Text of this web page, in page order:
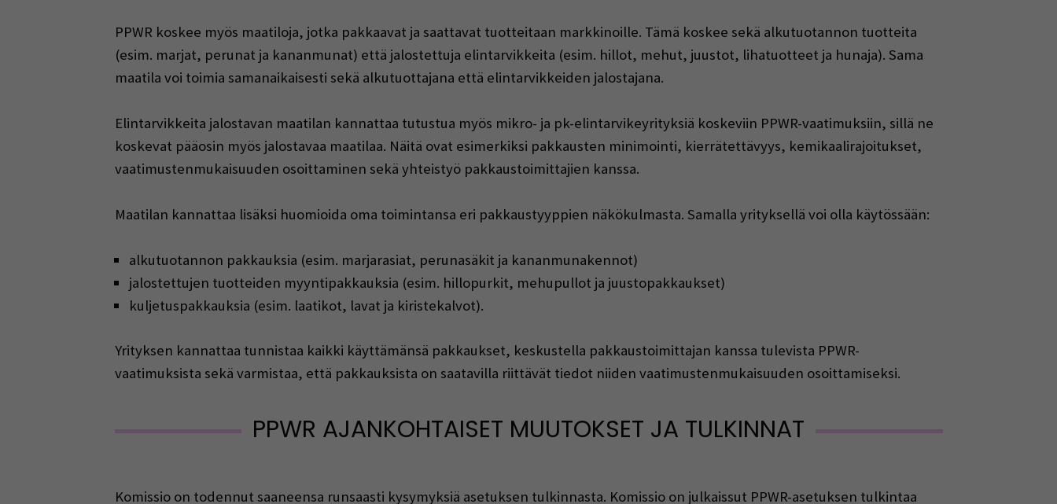
PPWR koskee myös maatiloja, jotka pakkaavat ja saattavat tuotteitaan markkinoille. Tämä koskee sekä alkutuotannon tuotteita
(esim. marjat, perunat ja kananmunat) että jalostettuja elintarvikkeita (esim. hillot, mehut, juustot, lihatuotteet ja hunaja). Sama
maatila voi toimia samanaikaisesti sekä alkutuottajana että elintarvikkeiden jalostajana.
Elintarvikkeita jalostavan maatilan kannattaa tutustua myös mikro- ja pk-elintarvikeyrityksiä koskeviin PPWR-vaatimuksiin, sillä ne
koskevat pääosin myös jalostavaa maatilaa. Näitä ovat esimerkiksi pakkausten minimointi, kierrätettävyys, kemikaalirajoitukset,
vaatimustenmukaisuuden osoittaminen sekä yhteistyö pakkaustoimittajien kanssa.
Maatilan kannattaa lisäksi huomioida oma toimintansa eri pakkaustyyppien näkökulmasta. Samalla yrityksellä voi olla käytössään:
alkutuotannon pakkauksia (esim. marjarasiat, perunasäkit ja kananmunakennot)
jalostettujen tuotteiden myyntipakkauksia (esim. hillopurkit, mehupullot ja juustopakkaukset)
kuljetuspakkauksia (esim. laatikot, lavat ja kiristekalvot).
Yrityksen kannattaa tunnistaa kaikki käyttämänsä pakkaukset, keskustella pakkaustoimittajan kanssa tulevista PPWR-
vaatimuksista sekä varmistaa, että pakkauksista on saatavilla riittävät tiedot niiden vaatimustenmukaisuuden osoittamiseksi.
PPWR AJANKOHTAISET MUUTOKSET JA TULKINNAT
Komissio on todennut saaneensa runsaasti kysymyksiä asetuksen tulkinnasta. Komissio on julkaissut PPWR-asetuksen tulkintaa